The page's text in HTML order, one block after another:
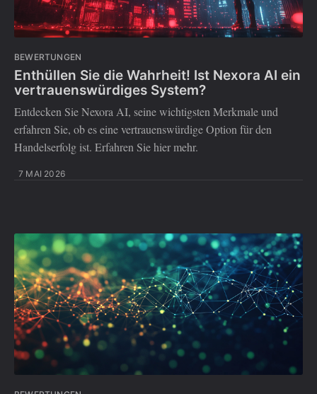
BEWERTUNGEN
Enthüllen Sie die Wahrheit! Ist Nexora AI ein
vertrauenswürdiges System?
Entdecken Sie Nexora AI, seine wichtigsten Merkmale und
erfahren Sie, ob es eine vertrauenswürdige Option für den
Handelserfolg ist. Erfahren Sie hier mehr.
7 MAI 2026